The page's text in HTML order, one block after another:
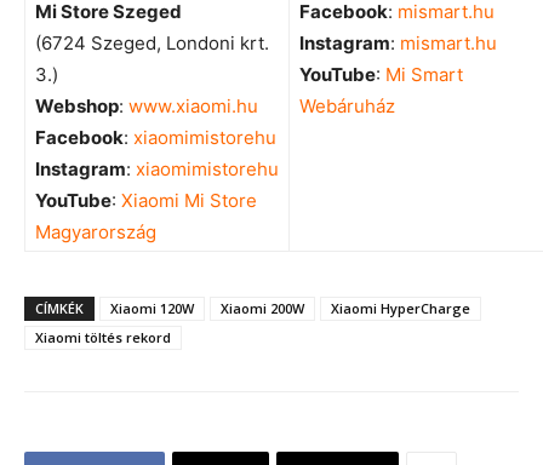
Mi Store Szeged
(6724 Szeged, Londoni krt.
3.)
Webshop: www.xiaomi.hu
Facebook: xiaomimistorehu
Instagram: xiaomimistorehu
YouTube: Xiaomi Mi Store
Magyarország
Facebook: mismart.hu
Instagram: mismart.hu
YouTube: Mi Smart
Webáruház
CÍMKÉK Xiaomi 120W Xiaomi 200W
Xiaomi HyperCharge
Xiaomi töltés rekord